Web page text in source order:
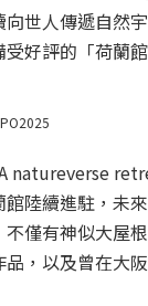
世人傳遞自然
好評的「荷蘭
natureverse
陸續進駐，未
僅有神似大屋
，以及曾在大